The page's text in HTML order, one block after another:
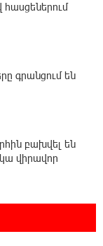
գրանցում են
բախվել են
կա վիրավոր
Էդմոն